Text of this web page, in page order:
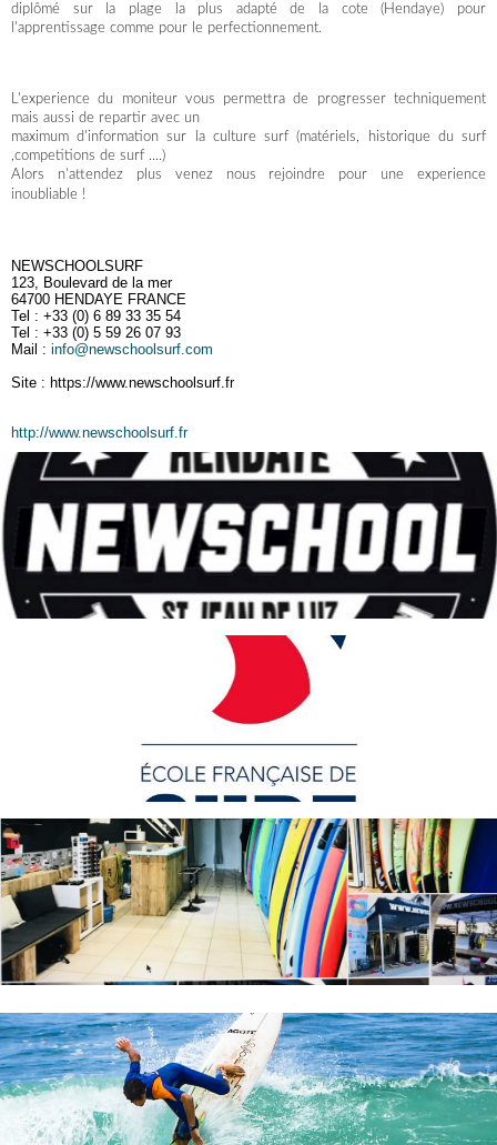
diplômé sur la plage la plus adapté de la cote (Hendaye) pour
l'apprentissage comme pour le perfectionnement.
L'experience du moniteur vous permettra de progresser techniquement
mais aussi de repartir avec un
maximum d'information sur la culture surf (matériels, historique du surf
,competitions de surf ....)
Alors n'attendez plus venez nous rejoindre pour une experience
inoubliable !
NEWSCHOOLSURF
123, Boulevard de la mer
64700 HENDAYE FRANCE
Tel : +33 (0) 6 89 33 35 54
Tel : +33 (0) 5 59 26 07 93
Mail : info@newschoolsurf.com
Site : https://www.newschoolsurf.fr
http://www.newschoolsurf.fr